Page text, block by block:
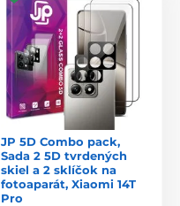
JP 5D Combo pack,
Sada 2 5D tvrdených
skiel a 2 sklíčok na
fotoaparát, Xiaomi 14T
Pro